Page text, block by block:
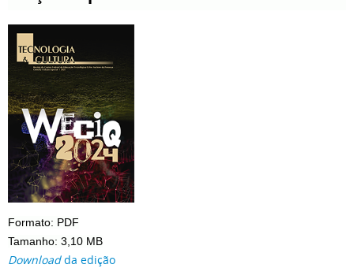
Formato: PDF
Tamanho: 3,10 MB
Downloadda edição